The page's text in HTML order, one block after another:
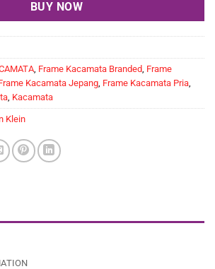
BUY NOW
Frame Kacamata Branded Frame
Kacamata Jepang Frame Kacamata Pria
Kacamata
Klein